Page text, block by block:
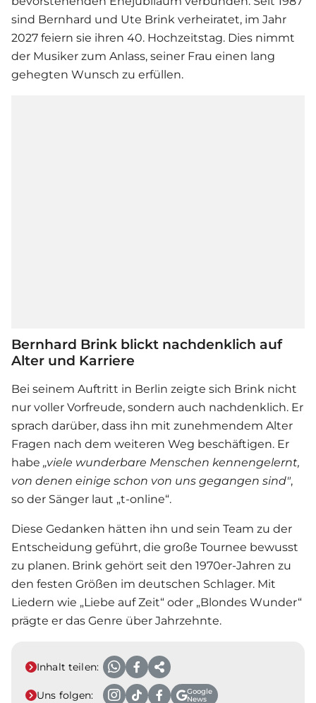
sind Bernhard und Ute Brink verheiratet, im Jahr
2027 feiern sie ihren 40. Hochzeitstag. Dies nimmt
der Musiker zum Anlass, seiner Frau einen lang
gehegten Wunsch zu erfüllen.
Bernhard Brink blickt nachdenklich auf
Alter und Karriere
Bei seinem Auftritt in Berlin zeigte sich Brink nicht
nur voller Vorfreude, sondern auch nachdenklich. Er
sprach darüber, dass ihn mit zunehmendem Alter
Fragen nach dem weiteren Weg beschäftigen. Er
habe „viele wunderbare Menschen kennengelernt,
von denen einige schon von uns gegangen sind",
so der Sänger laut „t-online“.
Diese Gedanken hätten ihn und sein Team zu der
Entscheidung geführt, die große Tournee bewusst
zu planen. Brink gehört seit den 1970er-Jahren zu
den festen Größen im deutschen Schlager. Mit
Liedern wie „Liebe auf Zeit“ oder „Blondes Wunder“
prägte er das Genre über Jahrzehnte.
Inhalt teilen:
Uns folgen:
Google
News